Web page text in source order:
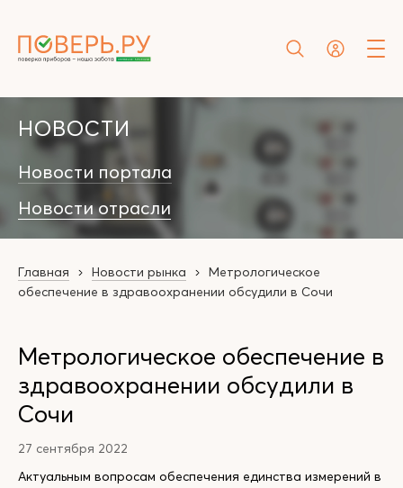
НОВОСТИ
Новости портала
Новости отрасли
Главная Новости рынка
Метрологическое
обеспечение в здравоохранении обсудили в Сочи
Метрологическое обеспечение в
здравоохранении обсудили в
Сочи
27 сентября 2022
Актуальным вопросам обеспечения единства измерений в